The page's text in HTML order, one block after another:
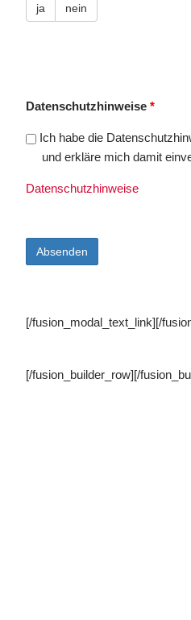
ja nein
Datenschutzhinweise *
Ich habe die
und erkläre mich damit
Datenschutzhinweise
[/fusion_modal_text_link][/
[/fusion_builder_row][/